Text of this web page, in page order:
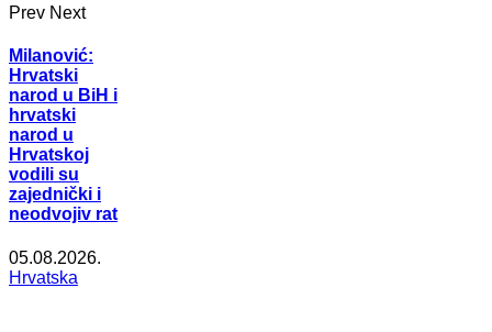
Prev Next
Milanović:
Hrvatski
narod u BiH i
hrvatski
narod u
Hrvatskoj
vodili su
zajednički i
neodvojiv rat
05.08.2026.
Hrvatska